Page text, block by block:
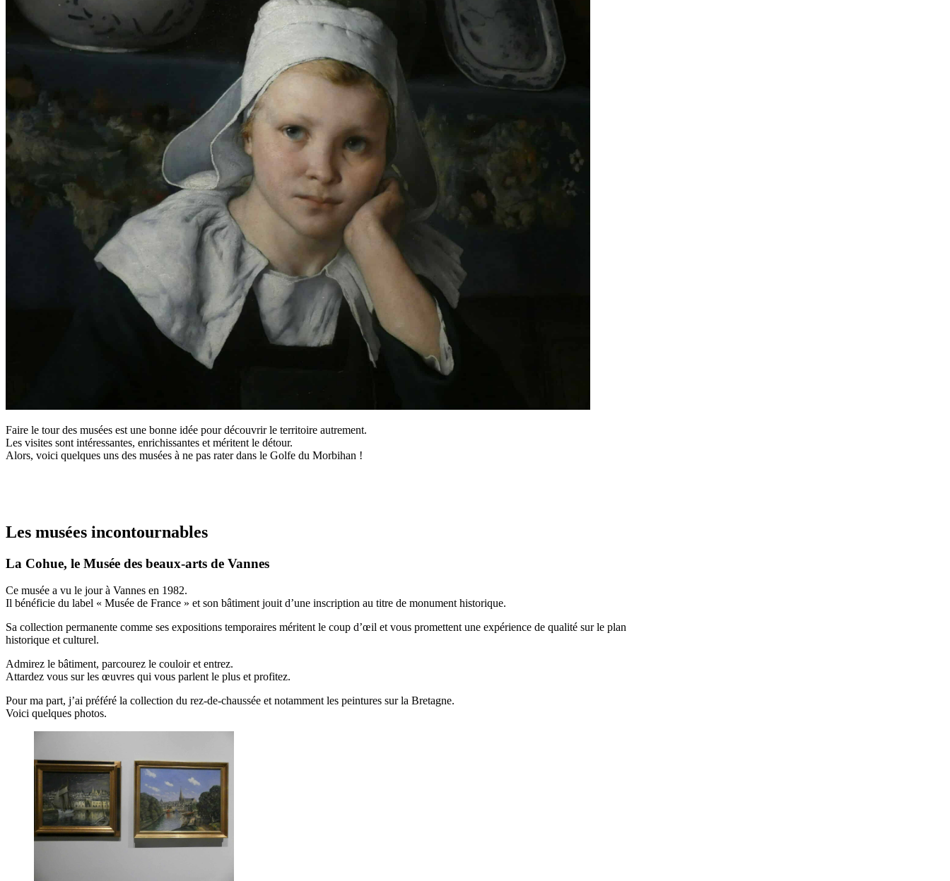
Faire le tour des musées est une bonne idée pour découvrir le territoire autrement.
Les visites sont intéressantes, enrichissantes et méritent le détour.
Alors, voici quelques uns des musées à ne pas rater dans le Golfe du Morbihan !
Les musées incontournables
La Cohue, le Musée des beaux-arts de Vannes
Ce musée a vu le jour à Vannes en 1982.
Il bénéficie du label « Musée de France » et son bâtiment jouit d’une inscription au titre de monument historique.
Sa collection permanente comme ses expositions temporaires méritent le coup d’œil et vous promettent une expérience de qualité sur le plan
historique et culturel.
Admirez le bâtiment, parcourez le couloir et entrez.
Attardez vous sur les œuvres qui vous parlent le plus et profitez.
Pour ma part, j’ai préféré la collection du rez-de-chaussée et notamment les peintures sur la Bretagne.
Voici quelques photos.